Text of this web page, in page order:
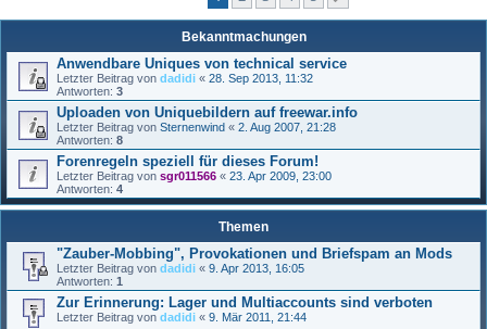
Bekanntmachungen
Anwendbare Uniques von technical service
Letzter Beitrag von dadidi « 28. Sep 2013, 11:32
Antworten: 3
Uploaden von Uniquebildern auf freewar.info
Letzter Beitrag von Sternenwind « 2. Aug 2007, 21:28
Antworten: 8
Forenregeln speziell für dieses Forum!
Letzter Beitrag von sgr011566 « 23. Apr 2009, 23:00
Antworten: 4
Themen
"Zauber-Mobbing", Provokationen und Briefspam an Mods
Letzter Beitrag von dadidi « 9. Apr 2013, 16:05
Antworten: 1
Zur Erinnerung: Lager und Multiaccounts sind verboten
Letzter Beitrag von dadidi « 9. Mär 2011, 21:44